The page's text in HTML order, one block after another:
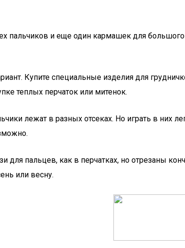
и еще один кармашек для большого
Купите специальные изделия для
теплых перчаток или митенок.
лежат в разных отсеках. Но играть в них
для пальцев, как в перчатках, но отрезаны
или весну.